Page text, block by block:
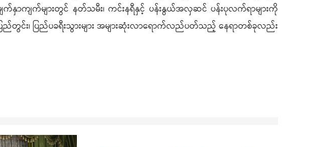
မျက်နှာကျက်များတွင် နတ်သမီး၊ ကင်းနရီနှင့် ပန်းနွယ်အလှဆင် ပန်းပုလက်ရာများကို
ြည်တွင်း၊ ပြည်ပခရီးသွားများ အများဆုံးလာရောက်လည်ပတ်သည့် နေရာတစ်ခုလည်း